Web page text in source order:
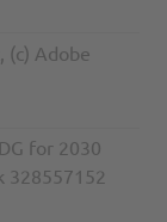
(c) Adobe
for 2030
328557152